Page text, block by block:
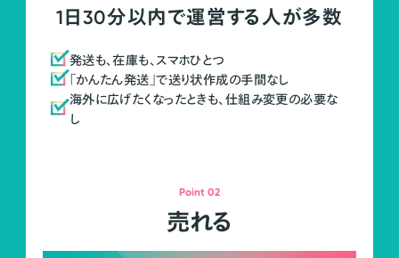
1日30分以内で運営する人が多数
発送も、在庫も、スマホひとつ
「かんたん発送」で送り状作成の手間なし
海外に広げたくなったときも、仕組み変更の必要な
し
Point 02
売れる